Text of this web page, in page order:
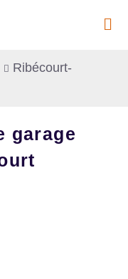
Ribécourt-
garage